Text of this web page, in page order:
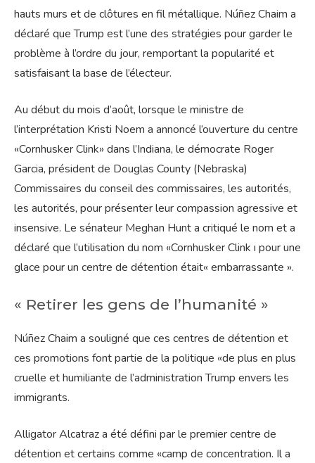
hauts murs et de clôtures en fil métallique. Núñez Chaim a
déclaré que Trump est l’une des stratégies pour garder le
problème à l’ordre du jour, remportant la popularité et
satisfaisant la base de l’électeur.
Au début du mois d’août, lorsque le ministre de
l’interprétation Kristi Noem a annoncé l’ouverture du centre
«Cornhusker Clink» dans l’Indiana, le démocrate Roger
Garcia, président de Douglas County (Nebraska)
Commissaires du conseil des commissaires, les autorités,
les autorités, pour présenter leur compassion agressive et
insensive. Le sénateur Meghan Hunt a critiqué le nom et a
déclaré que l’utilisation du nom «Cornhusker Clink ı pour une
glace pour un centre de détention était« embarrassante ».
« Retirer les gens de l’humanité »
Núñez Chaim a souligné que ces centres de détention et
ces promotions font partie de la politique «de plus en plus
cruelle et humiliante de l’administration Trump envers les
immigrants.
Alligator Alcatraz a été défini par le premier centre de
détention et certains comme «camp de concentration. Il a